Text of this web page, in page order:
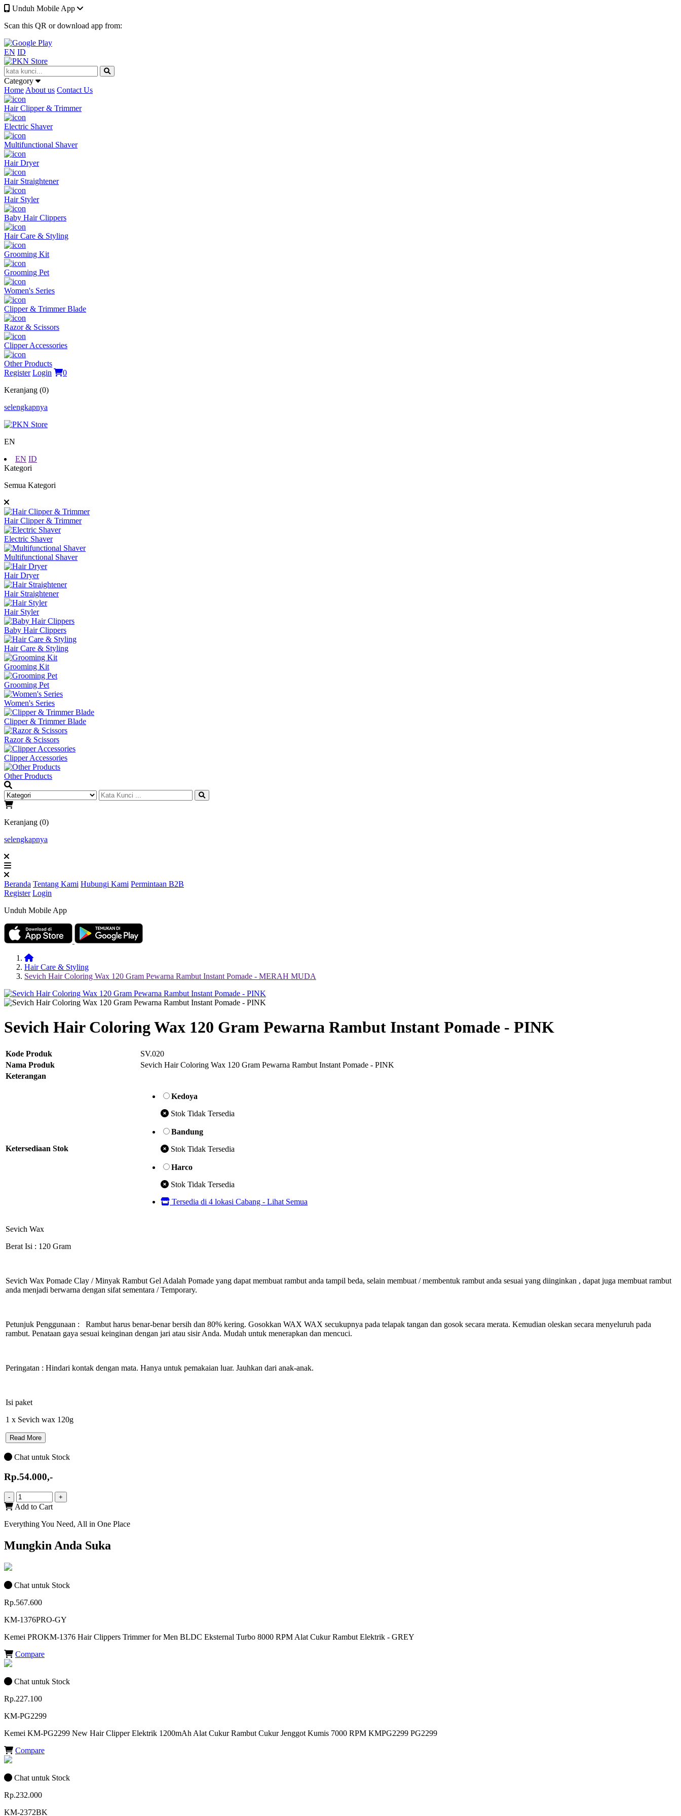
Unduh Mobile App
Scan this QR or download app from:
EN ID
Category
Home About us Contact Us
Hair Clipper & Trimmer
Electric Shaver
Multifunctional Shaver
Hair Dryer
Hair Straightener
Hair Styler
Baby Hair Clippers
Hair Care & Styling
Grooming Kit
Grooming Pet
Women's Series
Clipper & Trimmer Blade
Razor & Scissors
Clipper Accessories
Other Products
Register Login
0
Keranjang (0)
selengkapnya
EN
EN ID
Kategori
Semua Kategori
Hair Clipper & Trimmer
Electric Shaver
Multifunctional Shaver
Hair Dryer
Hair Straightener
Hair Styler
Baby Hair Clippers
Hair Care & Styling
Grooming Kit
Grooming Pet
Women's Series
Clipper & Trimmer Blade
Razor & Scissors
Clipper Accessories
Other Products
Keranjang (0)
selengkapnya
Beranda Tentang Kami Hubungi Kami Permintaan B2B
Register Login
Unduh Mobile App
Hair Care & Styling
Sevich Hair Coloring Wax 120 Gram Pewarna Rambut Instant Pomade - MERAH MUDA
Sevich Hair Coloring Wax 120 Gram Pewarna Rambut Instant Pomade - PINK
Kode Produk
SV.020
Nama Produk
Sevich Hair Coloring Wax 120 Gram Pewarna Rambut Instant Pomade - PINK
Keterangan
Ketersediaan Stok
Kedoya
Stok Tidak Tersedia
Bandung
Stok Tidak Tersedia
Harco
Stok Tidak Tersedia
Tersedia di 4 lokasi Cabang - Lihat Semua
Sevich Wax
Berat Isi : 120 Gram
Sevich Wax Pomade Clay / Minyak Rambut Gel Adalah Pomade yang dapat membuat rambut anda tampil beda, selain membuat / membentuk rambut anda sesuai yang diinginkan , dapat juga membuat rambut
anda menjadi berwarna dengan sifat sementara / Temporary.
Petunjuk Penggunaan : Rambut harus benar-benar bersih dan 80% kering. Gosokkan WAX WAX secukupnya pada telapak tangan dan gosok secara merata. Kemudian oleskan secara menyeluruh pada
rambut. Penataan gaya sesuai keinginan dengan jari atau sisir Anda. Mudah untuk menerapkan dan mencuci.
Peringatan : Hindari kontak dengan mata. Hanya untuk pemakaian luar. Jauhkan dari anak-anak.
Isi paket
1 x Sevich wax 120g
Read More
Chat untuk Stock
Rp.54.000,-
- +
Add to Cart
Everything You Need, All in One Place
Mungkin Anda Suka
Chat untuk Stock
Rp.567.600
KM-1376PRO-GY
Kemei PROKM-1376 Hair Clippers Trimmer for Men BLDC Eksternal Turbo 8000 RPM Alat Cukur Rambut Elektrik - GREY
Compare
Chat untuk Stock
Rp.227.100
KM-PG2299
Kemei KM-PG2299 New Hair Clipper Elektrik 1200mAh Alat Cukur Rambut Cukur Jenggot Kumis 7000 RPM KMPG2299 PG2299
Compare
Chat untuk Stock
Rp.232.000
KM-2372BK